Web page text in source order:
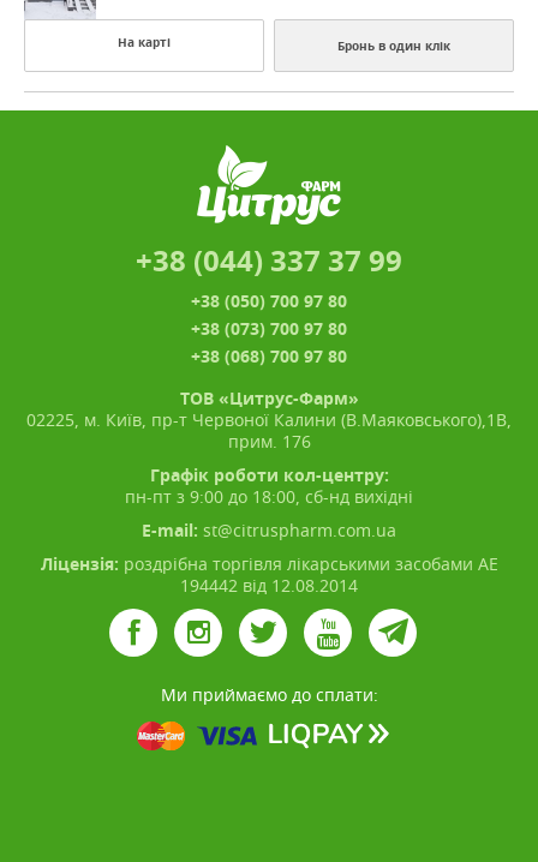
На карті Бронь в один клік
+38 (044) 337 37 99
+38 (050) 700 97 80
+38 (073) 700 97 80
+38 (068) 700 97 80
ТОВ «Цитрус-Фарм»
02225, м. Київ, пр-т Червоної Калини (В.Маяковського),1В,
прим. 176
Графік роботи кол-центру:
пн-пт з 9:00 до 18:00, сб-нд вихідні
E-mail: st@citruspharm.com.ua
Ліцензія: роздрібна торгівля лікарськими засобами АЕ
194442 від 12.08.2014
Ми приймаємо до сплати: